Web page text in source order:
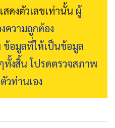
ดงตัวเลขเท่านั้น ผู้
ความถูกต้อง
อมูลที่ให้เป็นข้อมูล
ทั้งสิ้น โปรดตรวจสภาพ
วท่านเอง